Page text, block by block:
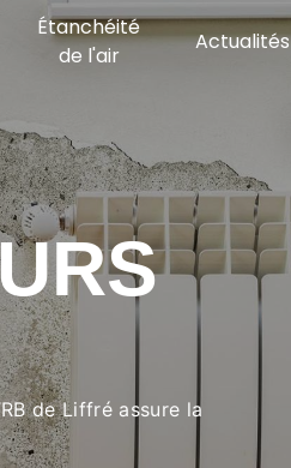
Étanchéité
de l'air
Actualités
de Liffré assure la